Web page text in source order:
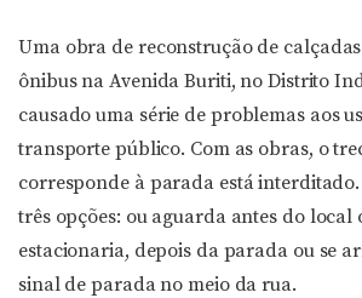
Uma obra de reconstrução de
ônibus na Avenida Buriti, no Distrito
causado uma série de problemas aos
transporte público. Com as obras, o
corresponde à parada está
três opções: ou aguarda antes do local
estacionaria, depois da parada ou se
sinal de parada no meio da rua.